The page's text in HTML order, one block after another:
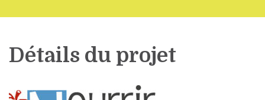
Détails du projet